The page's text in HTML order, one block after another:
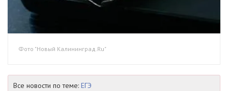
Фото "Новый Калининград.Ru"
Все новости по теме: ЕГЭ